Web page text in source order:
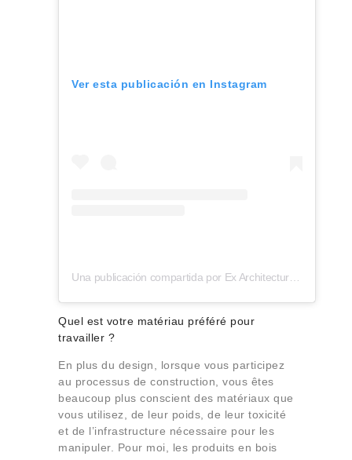
Ver esta publicación en Instagram
Una publicación compartida por Ex Architectures (@ex_architectures)
Quel est votre matériau préféré pour
travailler ?
En plus du design, lorsque vous participez
au processus de construction, vous êtes
beaucoup plus conscient des matériaux que
vous utilisez, de leur poids, de leur toxicité
et de l’infrastructure nécessaire pour les
manipuler. Pour moi, les produits en bois